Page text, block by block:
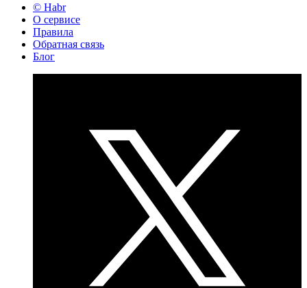
© Habr
О сервисе
Правила
Обратная связь
Блог